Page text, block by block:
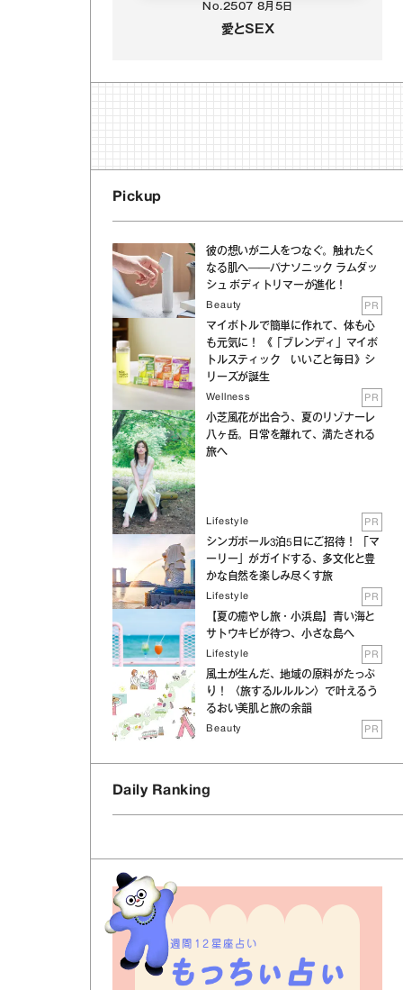
No.2507 8月5日
愛とSEX
Pickup
彼の想いが二人をつなぐ。触れたく
なる肌へ──パナソニック ラムダッ
シュ ボディトリマーが進化！
Beauty PR
マイボトルで簡単に作れて、体も心
も元気に！ 《「ブレンディ」マイボ
トルスティック いいこと毎日》シ
リーズが誕生
Wellness PR
小芝風花が出合う、夏のリゾナーレ
八ヶ岳。日常を離れて、満たされる
旅へ
Lifestyle PR
シンガポール3泊5日にご招待！ 「マ
ーリー」がガイドする、多文化と豊
かな自然を楽しみ尽くす旅
Lifestyle PR
【夏の癒やし旅・小浜島】青い海と
サトウキビが待つ、小さな島へ
Lifestyle PR
風土が生んだ、地域の原料がたっぷ
り！ 〈旅するルルルン〉で叶えるう
るおい美肌と旅の余韻
Beauty PR
Daily Ranking
週間12星座占い